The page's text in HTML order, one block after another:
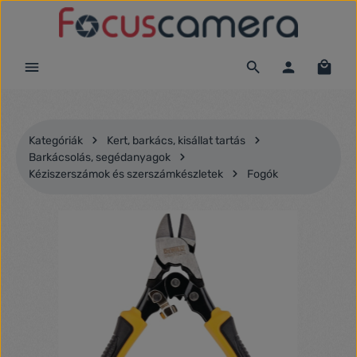
Ugrás a fő tartalomra
Kategóriák
Kert, barkács, kisállat tartás
Barkácsolás, segédanyagok
Kéziszerszámok és szerszámkészletek
Fogók